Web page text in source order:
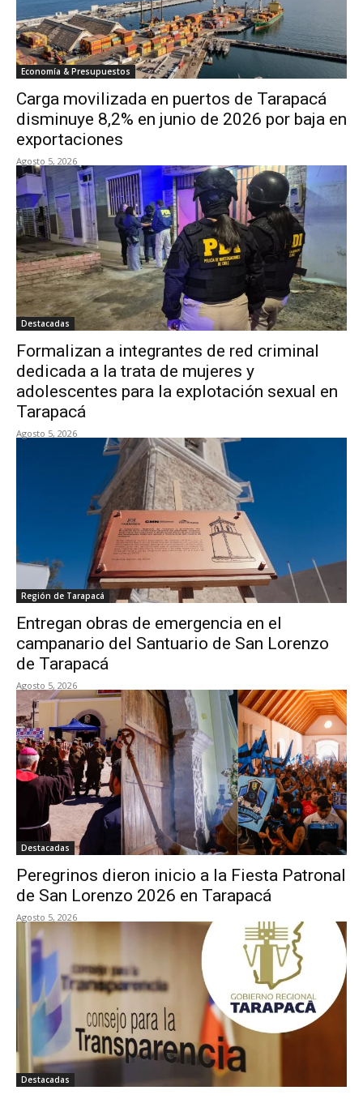
Economía & Presupuestos
Carga movilizada en puertos de Tarapacá
disminuye 8,2% en junio de 2026 por baja en
exportaciones
Agosto 5, 2026
Destacadas
Formalizan a integrantes de red criminal
dedicada a la trata de mujeres y
adolescentes para la explotación sexual en
Tarapacá
Agosto 5, 2026
Región de Tarapacá
Entregan obras de emergencia en el
campanario del Santuario de San Lorenzo
de Tarapacá
Agosto 5, 2026
Destacadas
Peregrinos dieron inicio a la Fiesta Patronal
de San Lorenzo 2026 en Tarapacá
Agosto 5, 2026
Destacadas